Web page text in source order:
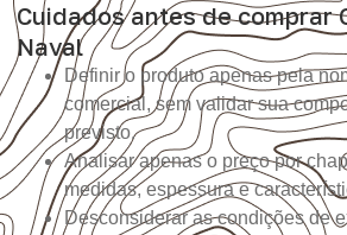
Cuidados antes de comprar
Naval
Definir o produto apenas pela
comercial, sem validar sua
previsto.
Analisar apenas o preço por
medidas, espessura e
Desconsiderar as condições de